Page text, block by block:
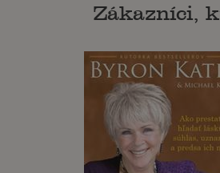
Zákazníci,